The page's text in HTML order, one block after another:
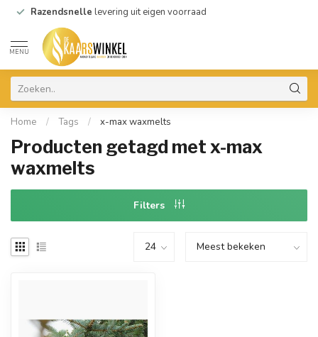
Razendsnelle levering uit eigen voorraad
MENU
Home / Tags / x-max waxmelts
Producten getagd met x-max
waxmelts
Filters